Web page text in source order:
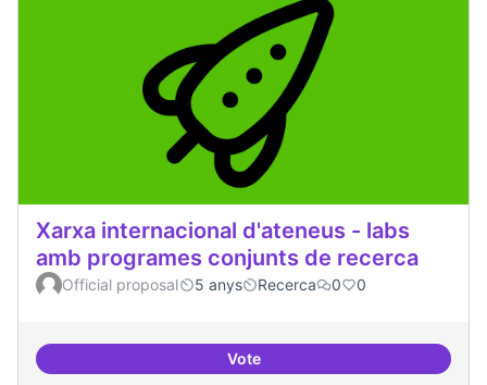
Xarxa internacional d'ateneus - labs
amb programes conjunts de recerca
Official proposal 5 anys Recerca 0 0
VoteXarxa internacional d'ateneus -